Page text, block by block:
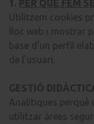
1. PER QUÈ FEM
Utilitzem cookies
lloc web i mostrar
base d’un perfil
de l’usuari.
GESTIÓ
Analítiques perquè
utilitzar àrees